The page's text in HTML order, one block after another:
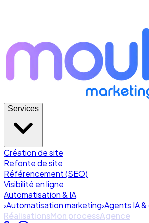
Services
Création de site
Refonte de site
Référencement (SEO)
Visibilité en ligne
Automatisation & IA
›Automatisation marketing›Agents IA
RéalisationsMon processAgence